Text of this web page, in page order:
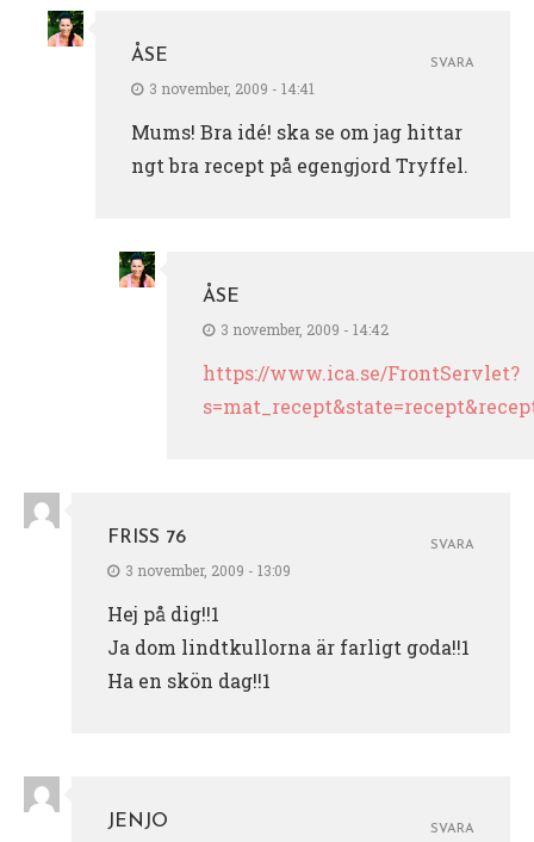
ÅSE
3 november, 2009 - 14:41
Mums! Bra idé! ska se om jag hittar
ngt bra recept på egengjord Tryffel.
SVARA
ÅSE
3 november, 2009 - 14:42
https://www.ica.se/FrontServlet?
FRISS 76
3 november, 2009 - 13:09
Hej på dig!!1
Ja dom lindtkullorna är farligt goda!!1
Ha en skön dag!!1
SVARA
JENJO
SVARA